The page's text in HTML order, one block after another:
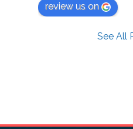
review us on
See All